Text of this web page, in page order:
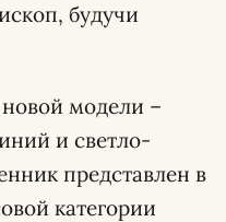
будучи
модели –
и светло-
представлен в
категории